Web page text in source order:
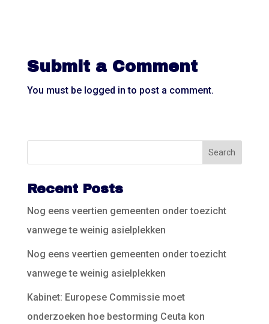
Submit a Comment
You must be logged in to post a comment.
Recent Posts
Nog eens veertien gemeenten onder toezicht
vanwege te weinig asielplekken
Nog eens veertien gemeenten onder toezicht
vanwege te weinig asielplekken
Kabinet: Europese Commissie moet
onderzoeken hoe bestorming Ceuta kon